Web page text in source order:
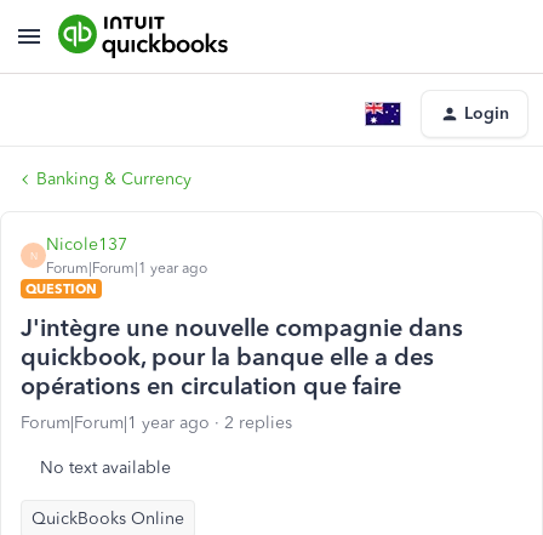
Login
Banking & Currency
N
Nicole137
Forum|Forum|1 year ago
QUESTION
J'intègre une nouvelle compagnie dans
quickbook, pour la banque elle a des
opérations en circulation que faire
Forum|Forum|1 year ago 2 replies
No text available
QuickBooks Online